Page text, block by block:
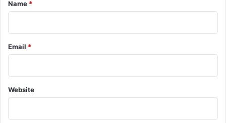
Name *
Email *
Website